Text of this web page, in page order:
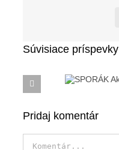
Súvisiace príspevky
Pridaj komentár
Komentár